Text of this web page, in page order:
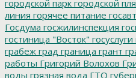
городской парк городской
линия горячее питание
Госдума госжилинспекция
гостиница "Восток" госуслуги
грабеж град граница грант
работы Григорий Волохов
воды грязная вода ГТО